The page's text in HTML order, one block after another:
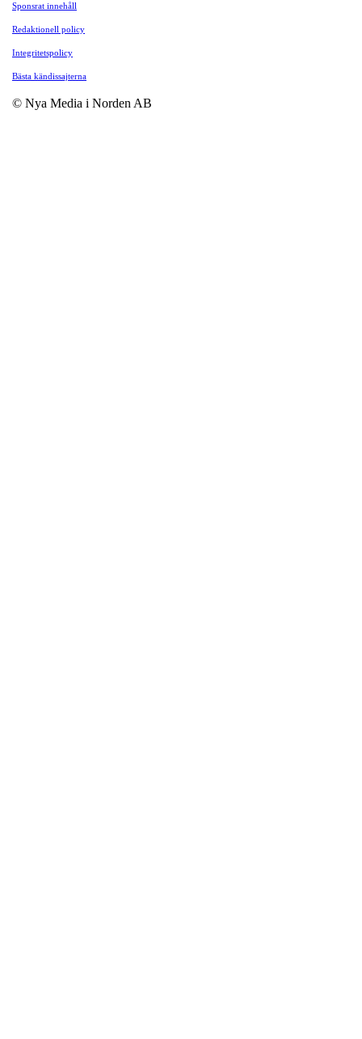
Sponsrat innehåll
Redaktionell policy
Integritetspolicy
Bästa kändissajterna
© Nya Media i Norden AB